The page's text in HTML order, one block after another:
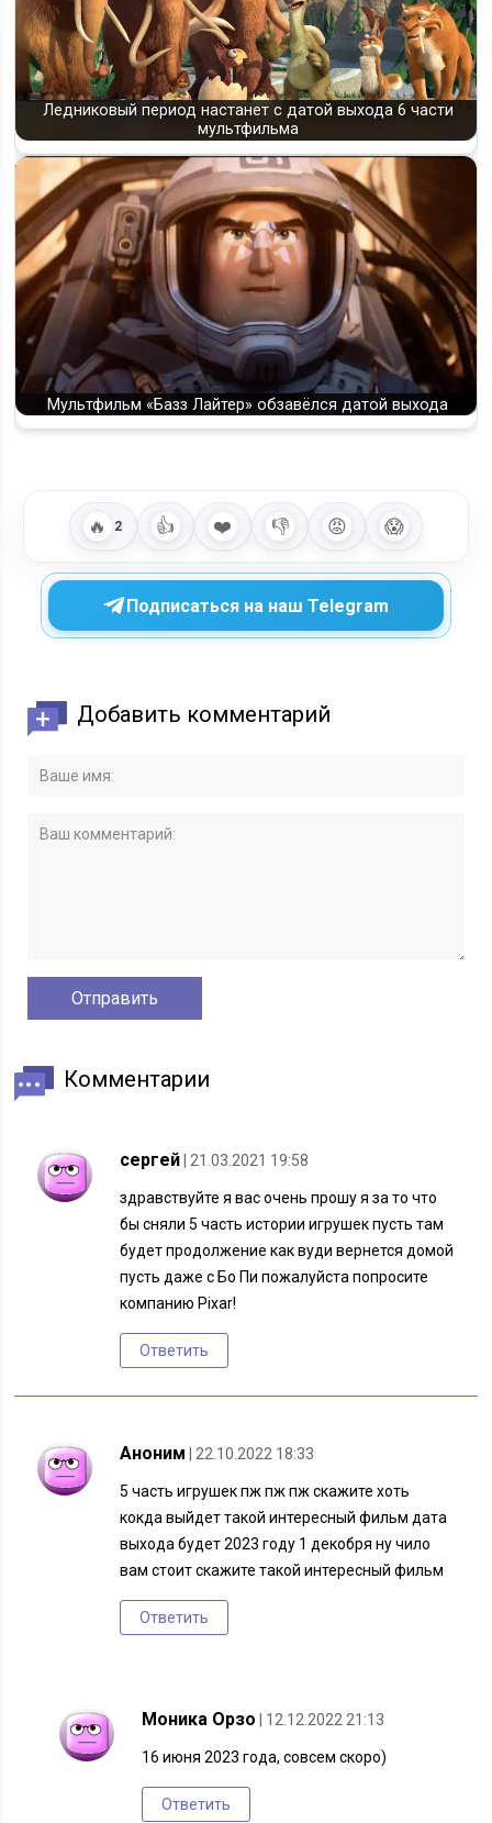
Ледниковый период настанет с датой выхода 6 части
мультфильма
Мультфильм «Базз Лайтер» обзавёлся датой выхода
🔥 2 👍 ❤️ 👎 😡 😱
Подписаться на наш Telegram
Добавить комментарий
Комментарии
сергей | 21.03.2021 19:58
здравствуйте я вас очень прошу я за то что
бы сняли 5 часть истории игрушек пусть там
будет продолжение как вуди вернется домой
пусть даже с Бо Пи пожалуйста попросите
компанию Pixar!
Ответить
Аноним | 22.10.2022 18:33
5 часть игрушек пж пж пж скажите хоть
кокда выйдет такой интересный фильм дата
выхода будет 2023 году 1 декобря ну чило
вам стоит скажите такой интересный фильм
Ответить
Моника Орзо | 12.12.2022 21:13
16 июня 2023 года, совсем скоро)
Ответить